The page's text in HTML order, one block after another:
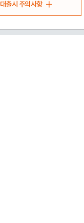
대출시 주의사항